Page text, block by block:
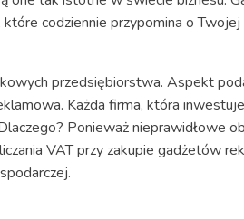
codziennie przypomina o
przedsiębiorstwa. Aspekt
Każda firma, która
Ponieważ nieprawidłowe
VAT przy zakupie gadżetów